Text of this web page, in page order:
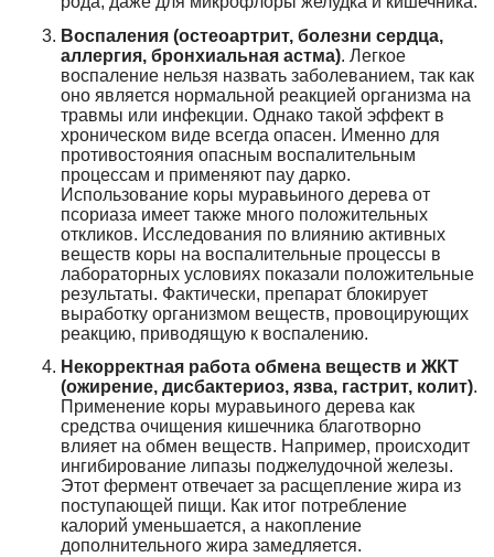
Воспаления (остеоартрит, болезни сердца,
аллергия, бронхиальная астма). Легкое
воспаление нельзя назвать заболеванием, так как
оно является нормальной реакцией организма на
травмы или инфекции. Однако такой эффект в
хроническом виде всегда опасен. Именно для
противостояния опасным воспалительным
процессам и применяют пау дарко.
Использование коры муравьиного дерева от
псориаза имеет также много положительных
откликов. Исследования по влиянию активных
веществ коры на воспалительные процессы в
лабораторных условиях показали положительные
результаты. Фактически, препарат блокирует
выработку организмом веществ, провоцирующих
реакцию, приводящую к воспалению.
Некорректная работа обмена веществ и ЖКТ
(ожирение, дисбактериоз, язва, гастрит, колит).
Применение коры муравьиного дерева как
средства очищения кишечника благотворно
влияет на обмен веществ. Например, происходит
ингибирование липазы поджелудочной железы.
Этот фермент отвечает за расщепление жира из
поступающей пищи. Как итог потребление
калорий уменьшается, а накопление
дополнительного жира замедляется.